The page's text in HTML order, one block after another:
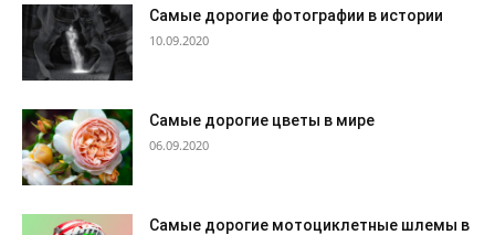
Самые дорогие фотографии в истории
10.09.2020
Самые дорогие цветы в мире
06.09.2020
Самые дорогие мотоциклетные шлемы в